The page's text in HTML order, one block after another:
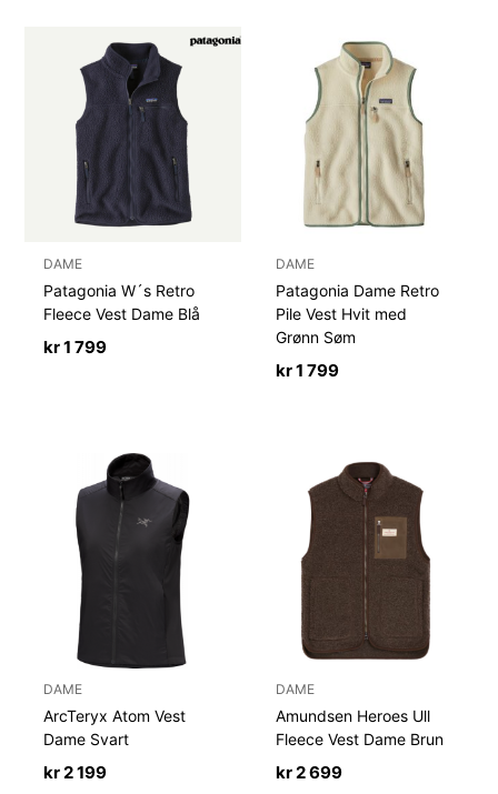
DAME
Patagonia W´s Retro
Fleece Vest Dame Blå
kr1 799
DAME
Patagonia Dame Retro
Pile Vest Hvit med
Grønn Søm
kr1 799
DAME
ArcTeryx Atom Vest
Dame Svart
kr2 199
DAME
Amundsen Heroes Ull
Fleece Vest Dame Brun
kr2 699